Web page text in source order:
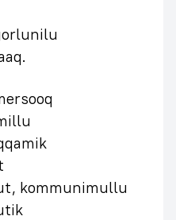
kommunimullu